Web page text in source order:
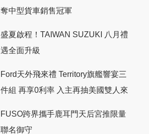
奪中型貨車銷售冠軍
盛夏啟程！TAIWAN SUZUKI 八月禮
遇全面升級
Ford天外飛來禮 Territory旗艦響宴三
件組 再享0利率 入主再抽美國雙人來
FUSO跨界攜手鹿耳門天后宮推限量
聯名御守